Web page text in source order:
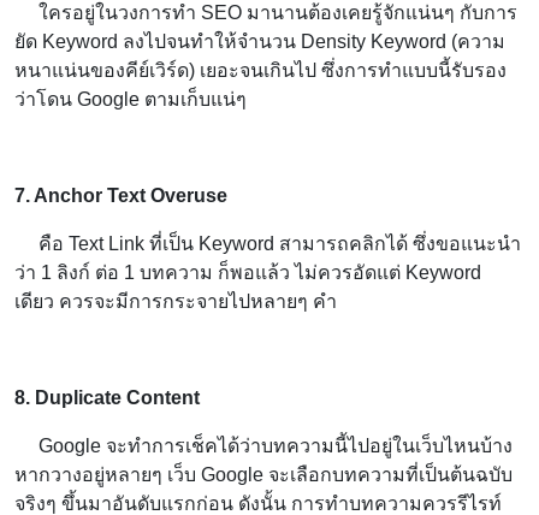
ใครอยู่ในวงการทำ SEO มานานต้องเคยรู้จักแน่นๆ กับการ
ยัด Keyword ลงไปจนทำให้จำนวน Density Keyword (ความ
หนาแน่นของคีย์เวิร์ด) เยอะจนเกินไป ซึ่งการทำแบบนี้รับรอง
ว่าโดน Google ตามเก็บแน่ๆ
7. Anchor Text Overuse
คือ Text Link ที่เป็น Keyword สามารถคลิกได้ ซึ่งขอแนะนำ
ว่า 1 ลิงก์ ต่อ 1 บทความ ก็พอแล้ว ไม่ควรอัดแต่ Keyword
เดียว ควรจะมีการกระจายไปหลายๆ คำ
8. Duplicate Content
Google จะทำการเช็คได้ว่าบทความนี้ไปอยู่ในเว็บไหนบ้าง
หากวางอยู่หลายๆ เว็บ Google จะเลือกบทความที่เป็นต้นฉบับ
จริงๆ ขึ้นมาอันดับแรกก่อน ดังนั้น การทำบทความควรรีไรท์